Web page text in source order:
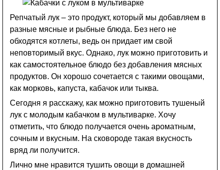
Репчатый лук – это продукт, который мы добавляем в
разные мясные и рыбные блюда. Без него не
обходятся котлеты, ведь он придает им свой
неповторимый вкус. Однако, лук можно приготовить и
как самостоятельное блюдо без добавления мясных
продуктов. Он хорошо сочетается с такими овощами,
как морковь, капуста, кабачок или тыква.
Сегодня я расскажу, как можно приготовить тушеный
лук с молодым кабачком в мультиварке. Хочу
отметить, что блюдо получается очень ароматным,
сочным и вкусным. На сковороде такая вкусность
вряд ли получится.
Лично мне нравится тушить овощи в домашней